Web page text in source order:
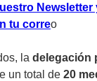
Newsletter
tu correo
la delegación
un total de 20